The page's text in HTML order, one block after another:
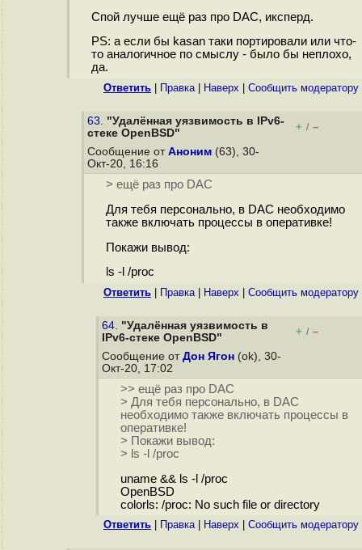
Спой лучше ещё раз про DAC, иксперд.
PS: а если бы kasan таки портировали или что-
то аналогичное по смыслу - было бы неплохо,
да.
Ответить Правка| Наверх Cообщить модератору
63. "Удалённая уязвимость в IPv6-
стеке OpenBSD"
+ / –
Сообщение от Аноним (63), 30-
Окт-20, 16:16
> ещё раз про DAC
Для тебя персонально, в DAC необходимо
также включать процессы в оперативке!
Покажи вывод:
ls -l /proc
Ответить Правка| Наверх Cообщить модератору
64. "Удалённая уязвимость в
IPv6-стеке OpenBSD"
+ / –
Сообщение от Дон Ягон (ok), 30-
Окт-20, 17:02
>> ещё раз про DAC
> Для тебя персонально, в DAC
необходимо также включать процессы в
оперативке!
> Покажи вывод:
> ls -l /proc
uname && ls -l /proc
OpenBSD
colorls: /proc: No such file or directory
Ответить Правка| Наверх Cообщить модератору